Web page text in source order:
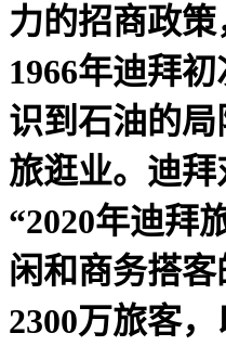
力的招商政
1966年迪拜
识到石油的
旅逛业。迪
“2020年迪拜
闲和商务搭
2300万旅客